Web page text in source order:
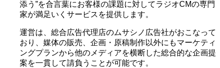
添う”を合言葉にお客様の課題に対してラジオCMの専門
家が満足いくサービスを提供します。
運営は、総合広告代理店のムサシノ広告社がおこなって
おり、媒体の販売、企画・原稿制作以外にもマーケティ
ングプランから他のメディアを横断した総合的な企画提
案を一貫して請負うことが可能です。